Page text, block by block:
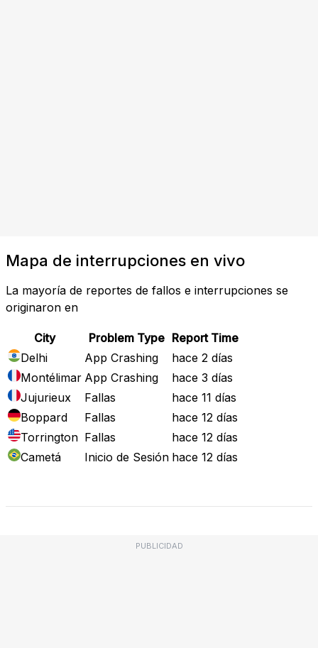
Mapa de interrupciones en vivo
La mayoría de reportes de fallos e interrupciones se
originaron en
City Problem Type Report Time
Delhi
App Crashing
hace 2 días
Montélimar App Crashing
hace 3 días
Jujurieux
Fallas
hace 11 días
Boppard
Fallas
hace 12 días
Torrington Fallas
hace 12 días
Cametá
Inicio de Sesión hace 12 días
PUBLICIDAD